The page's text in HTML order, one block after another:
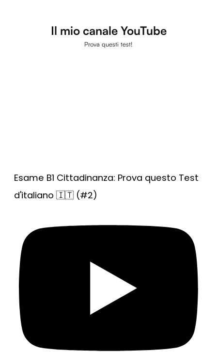
Il mio canale YouTube
Prova questi test!
Esame B1 Cittadinanza: Prova questo Test
d'italiano 🇮🇹 (#2)